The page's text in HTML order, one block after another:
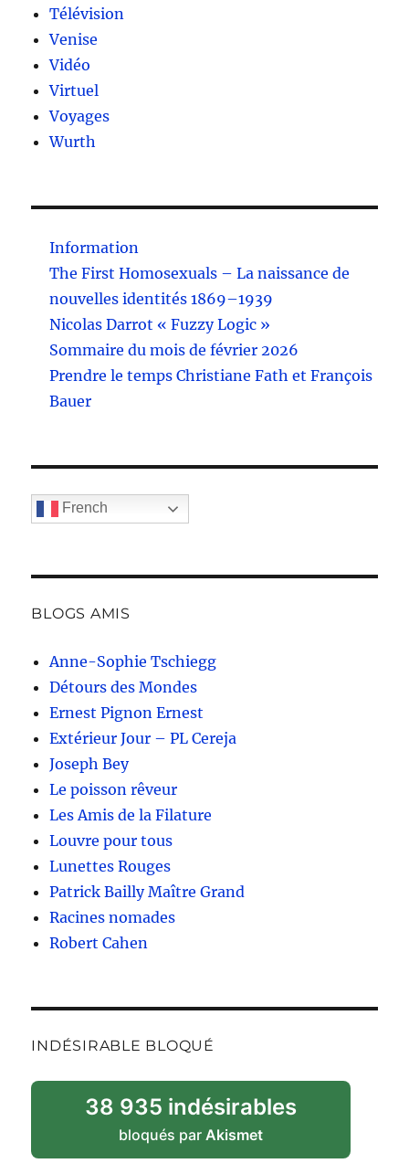
Télévision
Venise
Vidéo
Virtuel
Voyages
Wurth
Information
The First Homosexuals – La naissance de
nouvelles identités 1869–1939
Nicolas Darrot « Fuzzy Logic »
Sommaire du mois de février 2026
Prendre le temps Christiane Fath et François
Bauer
French
BLOGS AMIS
Anne-Sophie Tschiegg
Détours des Mondes
Ernest Pignon Ernest
Extérieur Jour – PL Cereja
Joseph Bey
Le poisson rêveur
Les Amis de la Filature
Louvre pour tous
Lunettes Rouges
Patrick Bailly Maître Grand
Racines nomades
Robert Cahen
INDÉSIRABLE BLOQUÉ
38 935 indésirables
bloqués parAkismet